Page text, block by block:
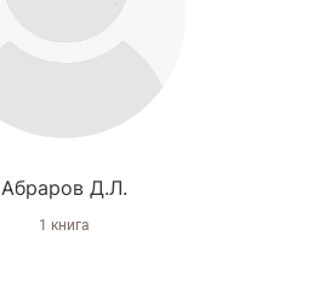
Абраров Д.Л.
1 книга